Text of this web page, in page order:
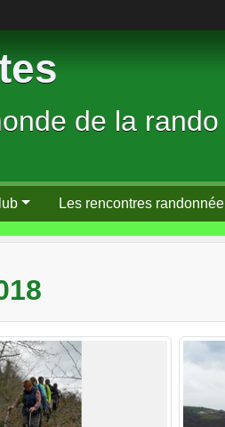
de la rando
Les rencontres randonnée